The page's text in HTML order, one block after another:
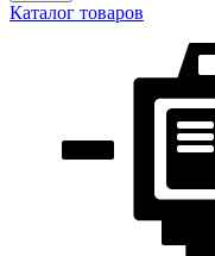
Каталог товаров